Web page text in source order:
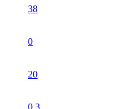
38
0
20